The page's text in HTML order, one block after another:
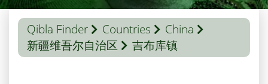
Qibla Finder Countries
China
新疆维吾尔自治区
吉布库镇